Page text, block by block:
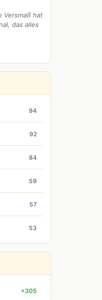
Versmaß hat
das alles
94
92
84
59
57
53
+305